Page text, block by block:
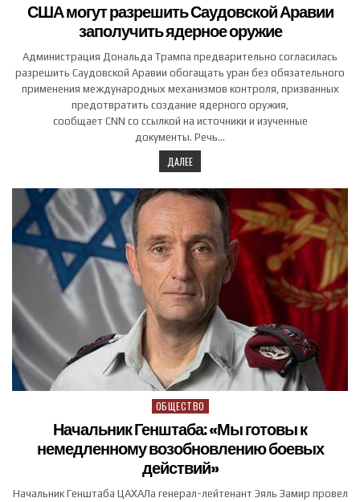
США могут разрешить Саудовской Аравии
заполучить ядерное оружие
Администрация Дональда Трампа предварительно согласилась
разрешить Саудовской Аравии обогащать уран без обязательного
применения международных механизмов контроля, призванных
предотвратить создание ядерного оружия,
сообщает CNN со ссылкой на источники и изученные
документы. Речь…
ДАЛЕЕ
Posted in
ОБЩЕСТВО
Начальник Генштаба: «Мы готовы к
немедленному возобновлению боевых
действий»
Начальник Генштаба ЦАХАЛа генерал-лейтенант Эяль Замир провел